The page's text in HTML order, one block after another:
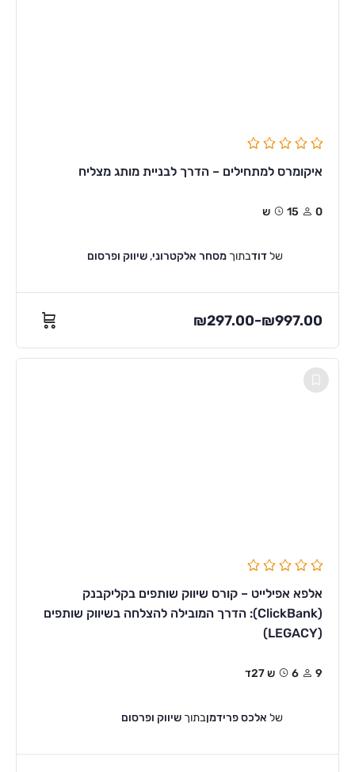
איקומרס למתחילים – הדרך לבניית מותג מצליח
0 15ש
שלדודבתוך מסחר אלקטרוני, שיווק ופרסום
₪297.00–₪997.00
אלפא אפילייט – קורס שיווק שותפים בקליקבנק
(ClickBank): הדרך המובילה להצלחה בשיווק שותפים
(LEGACY)
9 6ש 27ד
של אלכס פרידמןבתוך שיווק ופרסום